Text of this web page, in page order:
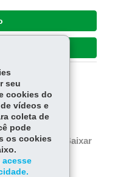
W
ha
ts
p
Baixar
seu
cookies do
vídeos e
coleta de
pode
os cookies
acesse